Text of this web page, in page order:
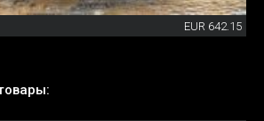
EUR 642.15